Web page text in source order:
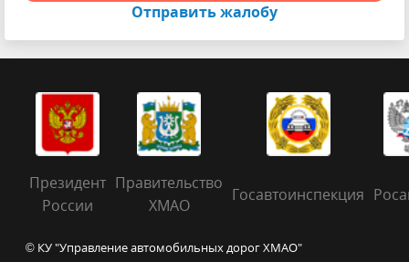
Отправить жалобу
Президент
России
Правительство
ХМАО
Госавтоинспекция
© КУ "Управление автомобильных дорог ХМАО"